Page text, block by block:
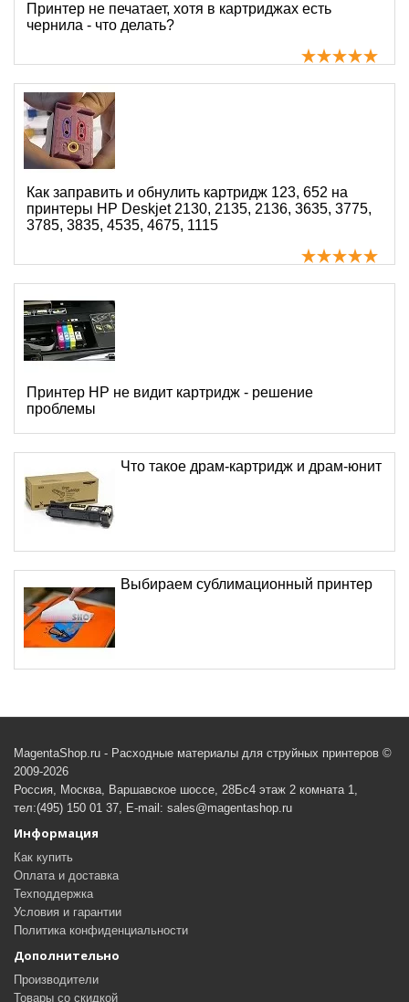
Принтер не печатает, хотя в картриджах есть
чернила - что делать?
Как заправить и обнулить картридж 123, 652 на
принтеры HP Deskjet 2130, 2135, 2136, 3635, 3775,
3785, 3835, 4535, 4675, 1115
Принтер HP не видит картридж - решение
проблемы
Что такое драм-картридж и драм-юнит
Выбираем сублимационный принтер
MagentaShop.ru - Расходные материалы для струйных принтеров ©
2009-2026
Россия, Москва, Варшавское шоссе, 28Бс4 этаж 2 комната 1,
тел:(495) 150 01 37, E-mail: sales@magentashop.ru
Информация
Как купить
Оплата и доставка
Техподдержка
Условия и гарантии
Политика конфиденциальности
Дополнительно
Производители
Товары со скидкой